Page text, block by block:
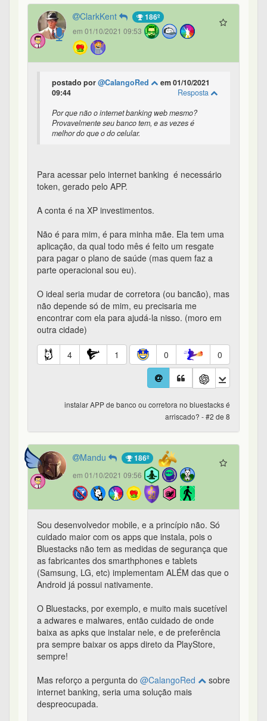
ClarkKent 186º
em 01/10/2021 09:53
postado por@CalangoRed
em 01/10/2021
09:44
Resposta
Por que não o internet banking web mesmo?
Provavelmente seu banco tem, e as vezes é
melhor do que o do celular.
Para acessar pelo internet banking é necessário
token, gerado pelo APP.
A conta é na XP investimentos.
Não é para mim, é para minha mãe. Ela tem uma
aplicação, da qual todo mês é feito um resgate
para pagar o plano de saúde (mas quem faz a
parte operacional sou eu).
O ideal seria mudar de corretora (ou bancão), mas
não depende só de mim, eu precisaria me
encontrar com ela para ajudá-la nisso. (moro em
outra cidade)
4 1 0 0
instalar APP de banco ou corretora no bluestacks é
arriscado? - #2 de 8
Mandu 186º
em 01/10/2021 09:56
Sou desenvolvedor mobile, e a princípio não. Só
cuidado maior com os apps que instala, pois o
Bluestacks não tem as medidas de segurança que
as fabricantes dos smarthphones e tablets
(Samsung, LG, etc) implementam ALÉM das que o
Android já possui nativamente.
O Bluestacks, por exemplo, e muito mais sucetível
a adwares e malwares, então cuidado de onde
baixa as apks que instalar nele, e de preferência
pra sempre baixar os apps direto da PlayStore,
sempre!
Mas reforço a pergunta do @CalangoRed
sobre
internet banking, seria uma solução mais
despreocupada.